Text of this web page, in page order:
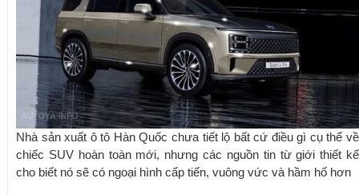
Nhà sản xuất ô tô Hàn Quốc chưa tiết lộ bất cứ điều gì cụ thể về
chiếc SUV hoàn toàn mới, nhưng các nguồn tin từ giới thiết kế
cho biết nó sẽ có ngoại hình cấp tiến, vuông vức và hầm hố hơn